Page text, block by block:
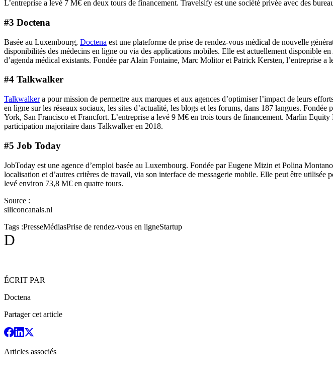
L’entreprise a levé 7 M€ en deux tours de financement. Travelsify est une société privée avec des
#3 Doctena
Basée au Luxembourg, Doctena est une plateforme de prise de rendez-vous médical de nouvelle
disponibilités des médecins en ligne ou via des applications mobiles. Elle est actuellement disponible
d’agenda médical existants. Fondée par Alain Fontaine, Marc Molitor et Patrick Kersten, l’entreprise a
#4 Talkwalker
Talkwalkera pour mission de permettre aux marques et aux agences d’optimiser l’impact de leurs
en ligne sur les réseaux sociaux, les sites d’actualité, les blogs et les forums, dans 187 langues.
York, San Francisco et Francfort. L’entreprise a levé 9 M€ en trois tours de financement. Marlin
participation majoritaire dans Talkwalker en 2018.
#5 Job Today
JobToday est une agence d’emploi basée au Luxembourg. Fondée par Eugene Mizin et Polina
localisation et d’autres critères de travail, via son interface de messagerie mobile. Elle peut être
levé environ 73,8 M€ en quatre tours.
Source :
siliconcanals.nl
Tags :PresseMédiasPrise de rendez-vous en ligneStartup
D
ÉCRIT PAR
Doctena
Partager cet article
Articles associés